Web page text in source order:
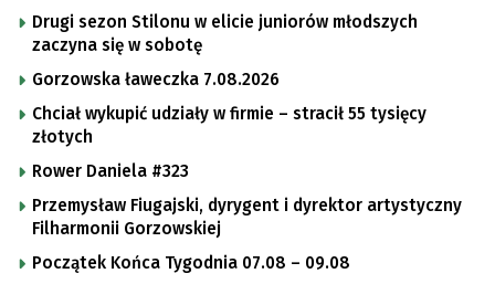
Drugi sezon Stilonu w elicie juniorów młodszych
zaczyna się w sobotę
Gorzowska ławeczka 7.08.2026
Chciał wykupić udziały w firmie – stracił 55 tysięcy
złotych
Rower Daniela #323
Przemysław Fiugajski, dyrygent i dyrektor artystyczny
Filharmonii Gorzowskiej
Początek Końca Tygodnia 07.08 – 09.08